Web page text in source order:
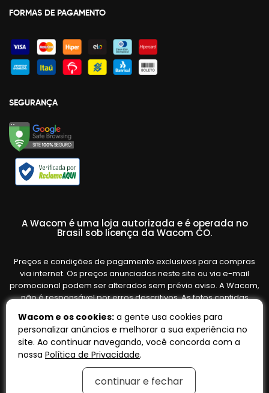
FORMAS DE PAGAMENTO
SEGURANÇA
A Wacom é uma loja autorizada e é operada no
Brasil sob licença da Wacom CO.
Preços e condições de pagamento exclusivos para compras
via internet. Os preços anunciados neste site ou via e-mail
promocional podem ser alterados sem prévio aviso. A Wacom,
não é responsável por erros descritivos. As fotos contidas
variar de acordo com o fornecedor/lote do fabricante. Ofertas
válidas até o término de nossos estoques. Vendas sujeitas à
análise e confirmação de dados.
Wacom e os cookies: a gente usa cookies para
personalizar anúncios e melhorar a sua experiência no
site. Ao continuar navegando, você concorda com a
nossa Política de Privacidade.
continuar e fechar